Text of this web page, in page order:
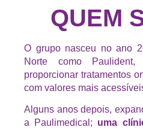
QUEM
O grupo nasceu no ano
Norte como
proporcionar tratamentos
com valores mais
Alguns anos depois,
a Paulimedical; uma